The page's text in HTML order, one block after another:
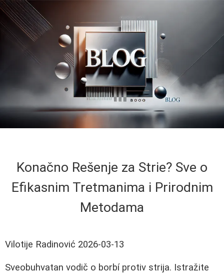
Konačno Rešenje za Strie? Sve o
Efikasnim Tretmanima i Prirodnim
Metodama
Vilotije Radinović 2026-03-13
Sveobuhvatan vodič o borbí protiv strija. Istražite